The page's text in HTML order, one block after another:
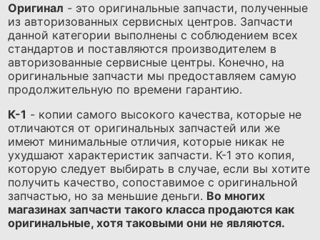
Оригинал - это оригинальные запчасти, полученные
из авторизованных сервисных центров. Запчасти
данной категории выполнены с соблюдением всех
стандартов и поставляются производителем в
авторизованные сервисные центры. Конечно, на
оригинальные запчасти мы предоставляем самую
продолжительную по времени гарантию.
К-1 - копии самого высокого качества, которые не
отличаются от оригинальных запчастей или же
имеют минимальные отличия, которые никак не
ухудшают характеристик запчасти. К-1 это копия,
которую следует выбирать в случае, если вы хотите
получить качество, сопоставимое с оригинальной
запчастью, но за меньшие деньги. Во многих
магазинах запчасти такого класса продаются как
оригинальные, хотя таковыми они не являются.